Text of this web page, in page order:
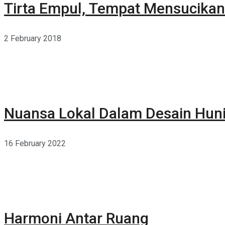
Tirta Empul, Tempat
2 February 2018
Nuansa Lokal Dalam Desain
16 February 2022
Harmoni Antar Ruang